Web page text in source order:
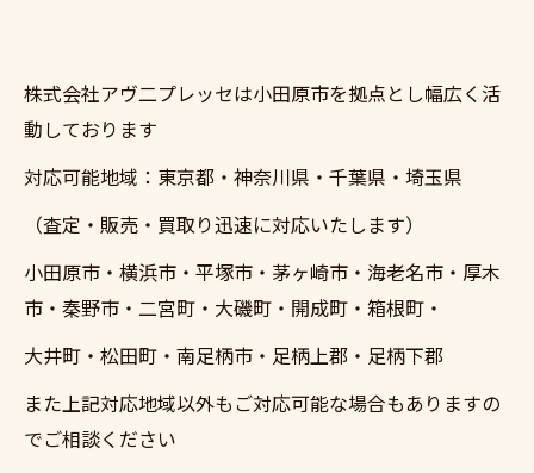
株式会社アヴ二プレッセは小田原市を拠点とし幅広く活
動しております
対応可能地域：東京都・神奈川県・千葉県・埼玉県
（査定・販売・買取り迅速に対応いたします）
小田原市・横浜市・平塚市・茅ヶ崎市・海老名市・厚木
市・秦野市・二宮町・大磯町・開成町・箱根町・
大井町・松田町・南足柄市・足柄上郡・足柄下郡
また上記対応地域以外もご対応可能な場合もありますの
でご相談ください